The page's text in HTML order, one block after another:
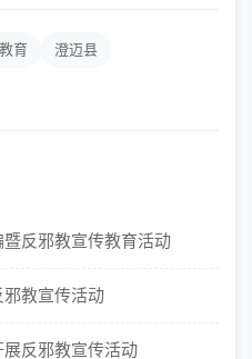
育 澄迈县
反邪教宣传教育活动
教宣传活动
反邪教宣传活动